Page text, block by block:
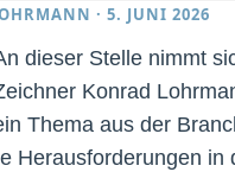
·5. JUNI 2026
dieser Stelle nimmt
Konrad
Thema aus der
Herausforderungen in